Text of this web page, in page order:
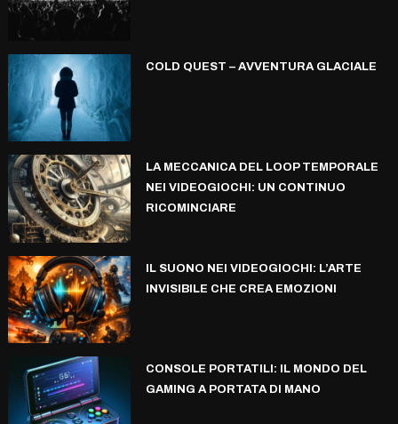
COLD QUEST – AVVENTURA GLACIALE
LA MECCANICA DEL LOOP TEMPORALE
NEI VIDEOGIOCHI: UN CONTINUO
RICOMINCIARE
IL SUONO NEI VIDEOGIOCHI: L’ARTE
INVISIBILE CHE CREA EMOZIONI
CONSOLE PORTATILI: IL MONDO DEL
GAMING A PORTATA DI MANO